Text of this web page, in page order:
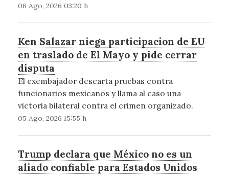
06 Ago, 2026 03:20 h
Ken Salazar niega participacion de EU
en traslado de El Mayo y pide cerrar
disputa
El exembajador descarta pruebas contra
funcionarios mexicanos y llama al caso una
victoria bilateral contra el crimen organizado.
05 Ago, 2026 15:55 h
Trump declara que México no es un
aliado confiable para Estados Unidos